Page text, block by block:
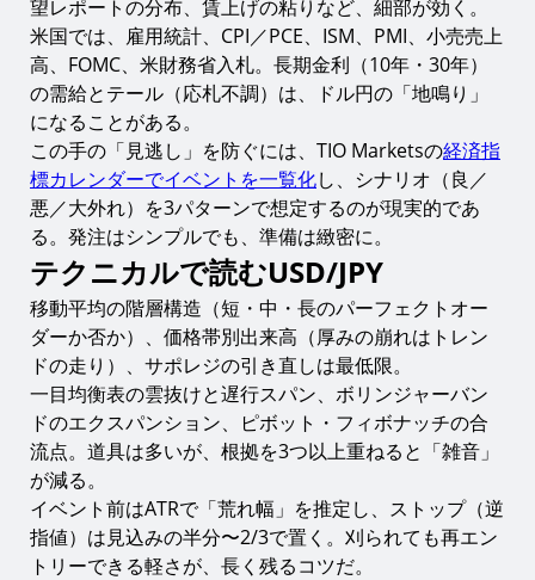
望レポートの分布、賃上げの粘りなど、細部が効く。
米国では、雇用統計、CPI／PCE、ISM、PMI、小売売上
高、FOMC、米財務省入札。長期金利（10年・30年）
の需給とテール（応札不調）は、ドル円の「地鳴り」
になることがある。
この手の「見逃し」を防ぐには、TIO Marketsの経済指
標カレンダーでイベントを一覧化し、シナリオ（良／
悪／大外れ）を3パターンで想定するのが現実的であ
る。発注はシンプルでも、準備は緻密に。
テクニカルで読むUSD/JPY
移動平均の階層構造（短・中・長のパーフェクトオー
ダーか否か）、価格帯別出来高（厚みの崩れはトレン
ドの走り）、サポレジの引き直しは最低限。
一目均衡表の雲抜けと遅行スパン、ボリンジャーバン
ドのエクスパンション、ピボット・フィボナッチの合
流点。道具は多いが、根拠を3つ以上重ねると「雑音」
が減る。
イベント前はATRで「荒れ幅」を推定し、ストップ（逆
指値）は見込みの半分〜2/3で置く。刈られても再エン
トリーできる軽さが、長く残るコツだ。